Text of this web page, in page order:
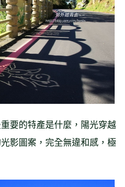
要的特產是什麼，陽光穿越
影圖案，完全無違和感，極